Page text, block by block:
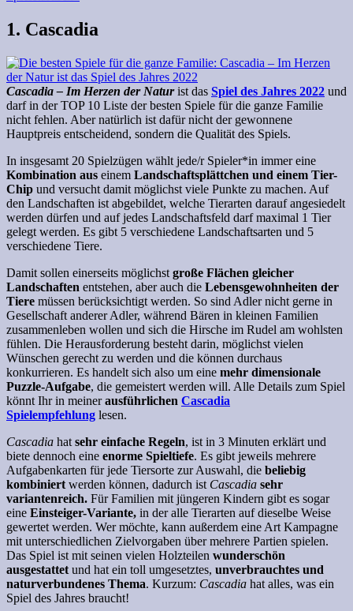
1. Cascadia
Cascadia – Im Herzen der Naturist das Spiel des Jahres 2022 und
darf in der TOP 10 Liste der besten Spiele für die ganze Familie
nicht fehlen. Aber natürlich ist dafür nicht der gewonnene
Hauptpreis entscheidend, sondern die Qualität des Spiels.
In insgesamt 20 Spielzügen wählt jede/r Spieler*in immer eine
Kombination aus einem Landschaftsplättchen und einem Tier-
Chip und versucht damit möglichst viele Punkte zu machen. Auf
den Landschaften ist abgebildet, welche Tierarten darauf angesiedelt
werden dürfen und auf jedes Landschaftsfeld darf maximal 1 Tier
gelegt werden. Es gibt 5 verschiedene Landschaftsarten und 5
verschiedene Tiere.
Damit sollen einerseits möglichst große Flächen gleicher
Landschaften entstehen, aber auch die Lebensgewohnheiten der
Tiere müssen berücksichtigt werden. So sind Adler nicht gerne in
Gesellschaft anderer Adler, während Bären in kleinen Familien
zusammenleben wollen und sich die Hirsche im Rudel am wohlsten
fühlen. Die Herausforderung besteht darin, möglichst vielen
Wünschen gerecht zu werden und die können durchaus
konkurrieren. Es handelt sich also um eine mehr dimensionale
Puzzle-Aufgabe, die gemeistert werden will. Alle Details zum Spiel
könnt Ihr in meinerausführlichen Cascadia
Spielempfehlung lesen.
Cascadia hat sehr einfache Regeln, ist in 3 Minuten erklärt und
biete dennoch eine enorme Spieltiefe. Es gibt jeweils mehrere
Aufgabenkarten für jede Tiersorte zur Auswahl, die beliebig
kombiniert werden können, dadurch ist Cascadia sehr
variantenreich. Für Familien mit jüngeren Kindern gibt es sogar
eine Einsteiger-Variante, in der alle Tierarten auf dieselbe Weise
gewertet werden. Wer möchte, kann außerdem eine Art Kampagne
mit unterschiedlichen Zielvorgaben über mehrere Partien spielen.
Das Spiel ist mit seinen vielen Holzteilen wunderschön
ausgestattet und hat ein toll umgesetztes, unverbrauchtes und
naturverbundenes Thema. Kurzum: Cascadia hat alles, was ein
Spiel des Jahres braucht!